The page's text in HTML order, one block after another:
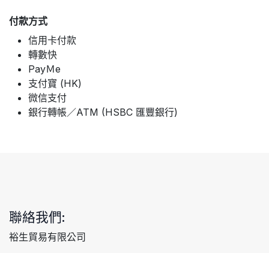
付款方式
信用卡付款
轉數快
PayＭe
支付寶 (HK)
微信支付
銀行轉帳／ATM (HSBC 匯豐銀行)
聯絡我們:
裕生貿易有限公司